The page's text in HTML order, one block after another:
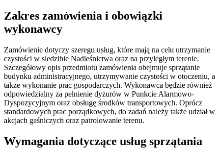
Zakres zamówienia i obowiązki
wykonawcy
Zamówienie dotyczy szeregu usług, które mają na celu utrzymanie
czystości w siedzibie Nadleśnictwa oraz na przyległym terenie.
Szczegółowy opis przedmiotu zamówienia obejmuje sprzątanie
budynku administracyjnego, utrzymywanie czystości w otoczeniu, a
także wykonanie prac gospodarczych. Wykonawca będzie również
odpowiedzialny za pełnienie dyżurów w Punkcie Alarmowo-
Dyspozycyjnym oraz obsługę środków transportowych. Oprócz
standardowych prac porządkowych, do zadań należy także udział w
akcjach gaśniczych oraz patrolowanie terenu.
Wymagania dotyczące usług sprzątania